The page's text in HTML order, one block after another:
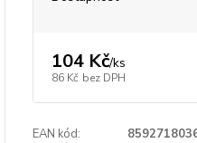
104 Kč/ks
86 Kč bez DPH
EAN kód: